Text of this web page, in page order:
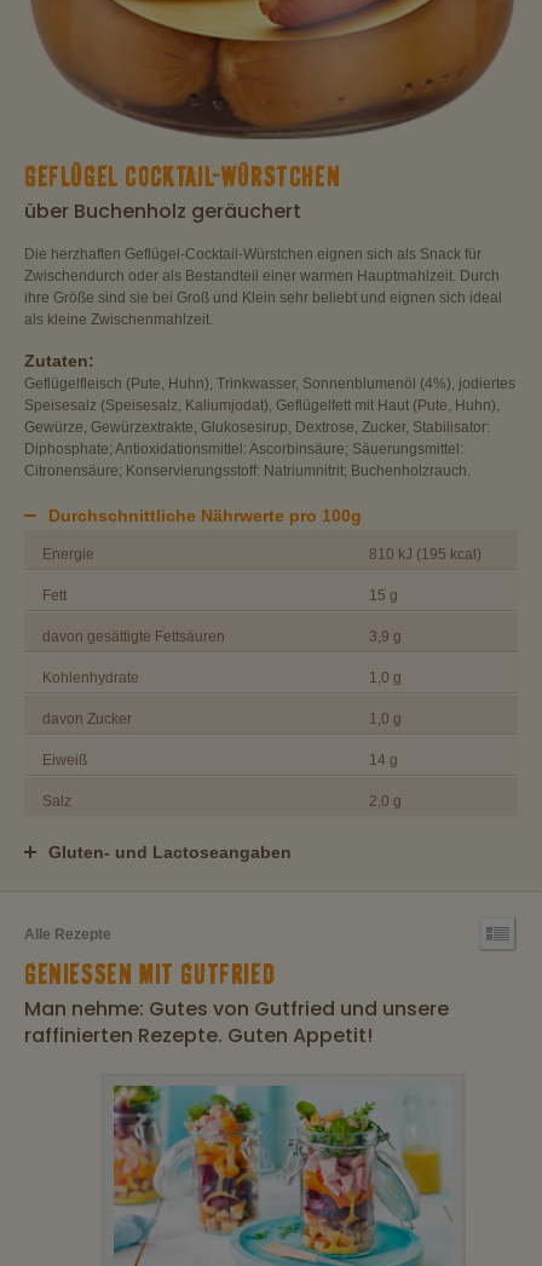
GEFLÜGEL COCKTAIL-WÜRSTCHEN
über Buchenholz geräuchert
Die herzhaften Geflügel-Cocktail-Würstchen eignen sich als Snack für
Zwischendurch oder als Bestandteil einer warmen Hauptmahlzeit. Durch
ihre Größe sind sie bei Groß und Klein sehr beliebt und eignen sich ideal
als kleine Zwischenmahlzeit.
Zutaten:
Geflügelfleisch (Pute, Huhn), Trinkwasser, Sonnenblumenöl (4%), jodiertes
Speisesalz (Speisesalz, Kaliumjodat), Geflügelfett mit Haut (Pute, Huhn),
Gewürze, Gewürzextrakte, Glukosesirup, Dextrose, Zucker, Stabilisator:
Diphosphate; Antioxidationsmittel: Ascorbinsäure; Säuerungsmittel:
Citronensäure; Konservierungsstoff: Natriumnitrit; Buchenholzrauch.
Durchschnittliche Nährwerte pro 100g
Energie 810 kJ (195 kcal)
Fett 15 g
davon gesättigte Fettsäuren 3,9 g
Kohlenhydrate 1,0 g
davon Zucker 1,0 g
Eiweiß 14 g
Salz 2,0 g
Gluten- und Lactoseangaben
Alle Rezepte
GENIESSEN MIT GUTFRIED
Man nehme: Gutes von Gutfried und unsere
raffinierten Rezepte. Guten Appetit!